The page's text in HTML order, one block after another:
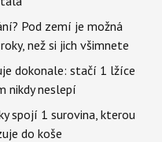
Pod zemí je možná
než si jich všimnete
dokonale: stačí 1 lžíce
nikdy neslepí
spojí 1 surovina, kterou
do koše